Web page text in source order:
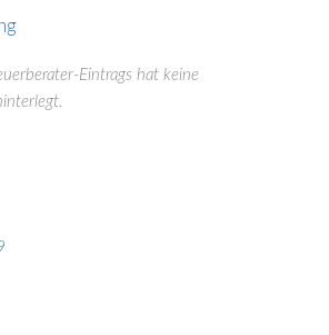
Eintrags hat keine